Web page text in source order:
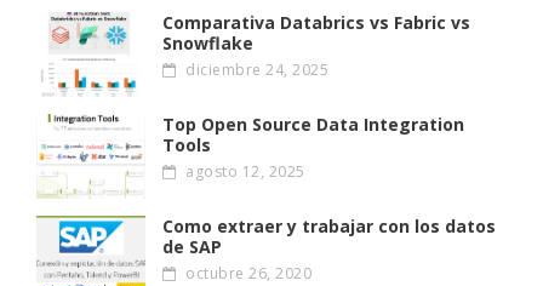
Comparativa Databrics vs Fabric vs
Snowflake
diciembre 24, 2025
Top Open Source Data Integration
Tools
agosto 12, 2025
Como extraer y trabajar con los datos
de SAP
octubre 26, 2020